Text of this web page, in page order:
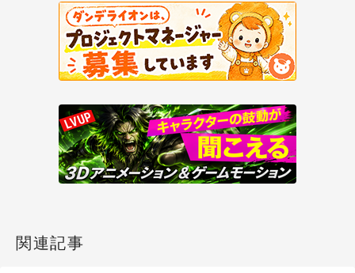
関連記事